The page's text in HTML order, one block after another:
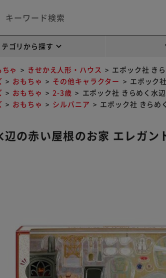
テゴリから探す
ゃ きせかえ人形・ハウス
エポック社 き
おもちゃ その他キャラクター
エポック
おもちゃ 2-3歳
エポック社 きらめく水
おもちゃ シルバニア エポック社 きらめ
の赤い屋根のお家 エレガン